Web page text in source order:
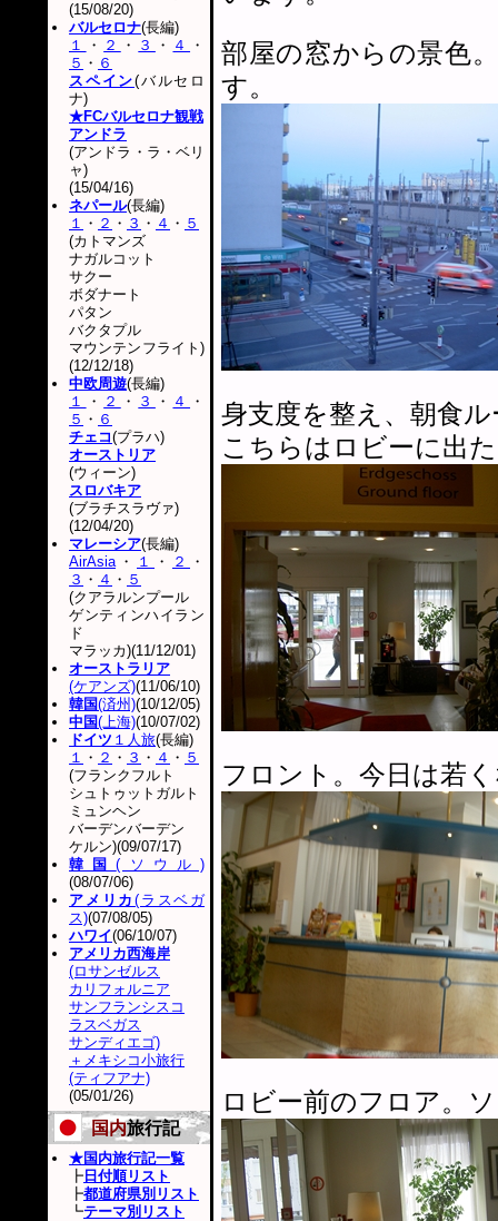
部屋の窓からの景色
す。
身支度を整え、朝食
こちらはロビーに出
フロント。今日は若
ロビー前のフロア。
(15/08/20)
バルセロナ(長編)
１
・ ２ ・ ３ ・ ４
・
５ ・ ６
スペイン(バルセロ
ナ)
★FCバルセロナ観戦
アンドラ
(アンドラ・ラ・ベリ
ャ)
(15/04/16)
ネパール(長編)
１ ・ ２ ・ ３ ・ ４ ・ ５
(カトマンズ
ナガルコット
サクー
ボダナート
パタン
バクタプル
マウンテンフライト)
(12/12/18)
中欧周遊(長編)
１
・ ２ ・ ３ ・ ４
・
５ ・ ６
チェコ(プラハ)
オーストリア
(ウィーン)
スロバキア
(ブラチスラヴァ)
(12/04/20)
マレーシア(長編)
AirAsia・ １ ・ ２
・
３ ・ ４ ・ ５
(クアラルンプール
ゲンティンハイラン
ド
マラッカ)(11/12/01)
オーストラリア
(ケアンズ)(11/06/10)
韓国(済州)(10/12/05)
中国(上海)(10/07/02)
ドイツ １人旅(長編)
１ ・ ２ ・ ３ ・ ４ ・ ５
(フランクフルト
シュトゥットガルト
ミュンヘン
バーデンバーデン
ケルン)(09/07/17)
韓国(ソウル)
(08/07/06)
アメリカ (ラスベガ
ス)(07/08/05)
ハワイ(06/10/07)
アメリカ西海岸
(ロサンゼルス
カリフォルニア
サンフランシスコ
ラスベガス
サンディエゴ)
＋メキシコ小旅行
(ティフアナ)
(05/01/26)
国内旅行記
★国内旅行記一覧
┣ 日付順リスト
┣都道府県別リスト
┗テーマ別リスト